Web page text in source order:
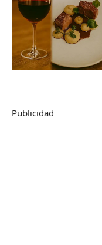
Publicidad